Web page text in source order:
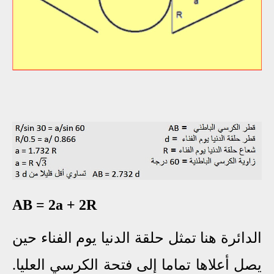
AB = 2a + 2R
الدائرة هنا تمثل حلقة الدنيا يوم الفناء حين
يصل أعلاها تماما إلى فتحة الكرسي العليا.